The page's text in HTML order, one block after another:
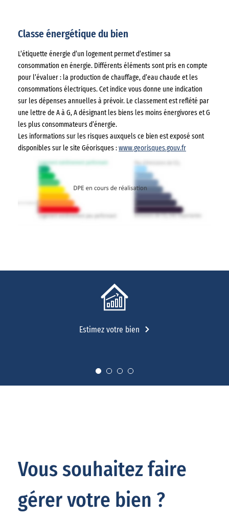
Classe énergétique du bien
L’étiquette énergie d’un logement permet d’estimer sa
consommation en énergie. Différents éléments sont pris en compte
pour l’évaluer : la production de chauffage, d’eau chaude et les
consommations électriques. Cet indice vous donne une indication
sur les dépenses annuelles à prévoir. Le classement est reflété par
une lettre de A à G, A désignant les biens les moins énergivores et G
les plus consommateurs d’énergie.
Les informations sur les risques auxquels ce bien est exposé sont
disponibles sur le site Géorisques : www.georisques.gouv.fr
Estimez votre bien
Vous souhaitez faire
gérer votre bien ?